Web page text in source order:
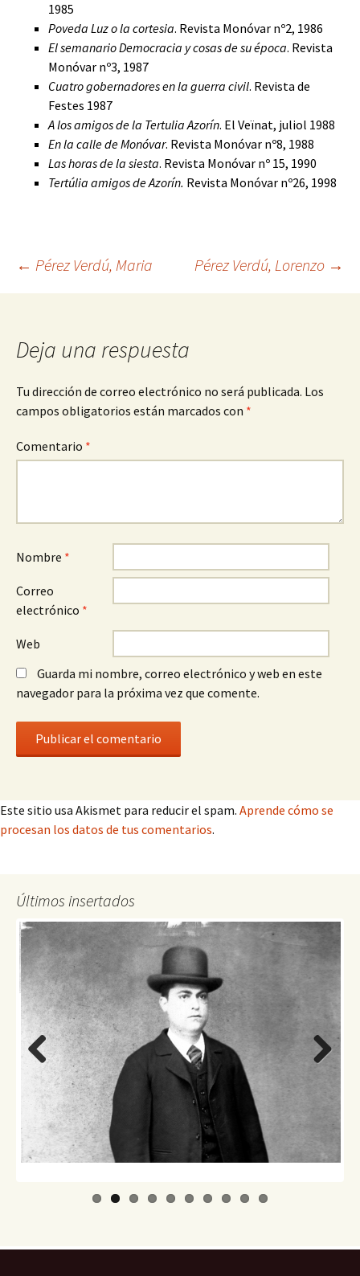
1985
Poveda Luz o la cortesia. Revista Monóvar nº2, 1986
El semanario Democracia y cosas de su época. Revista
Monóvar nº3, 1987
Cuatro gobernadores en la guerra civil. Revista de
Festes 1987
A los amigos de la Tertulia Azorín. El Veïnat, juliol 1988
En la calle de Monóvar. Revista Monóvar nº8, 1988
Las horas de la siesta. Revista Monóvar nº 15, 1990
Tertúlia amigos de Azorín. Revista Monóvar nº26, 1998
Navegación
entradas
← Pérez Verdú, Maria Pérez Verdú, Lorenzo →
Deja una respuesta
Tu dirección de correo electrónico no será publicada. Los
campos obligatorios están marcados con *
Comentario *
Nombre *
Correo
electrónico *
Web
Guarda mi nombre, correo electrónico y web en este
navegador para la próxima vez que comente.
Este sitio usa Akismet para reducir el spam. Aprende cómo se
procesan los datos de tus comentarios.
Últimos insertados
Previo
us